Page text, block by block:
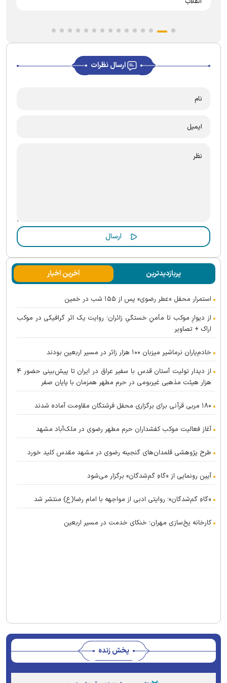
ارسال نظرات
پربازدیدترین آخرین اخبار
استمرار محفل «عطر رضوی» پس از ۱۵۵ شب در خمین
از دیوارِ موکب تا مأمنِ خستگیِ زائران؛ روایت یک اثر گرافیکی در موکب
اراک + تصاویر
خادم‌یاران نرماشیر میزبان ۱۰۰ هزار زائر در مسیر اربعین بودند
از دیدار تولیت آستان قدس با سفیر عراق در ایران تا پیش‌بینی حضور ۴
هزار هیئت مذهبی غیربومی در حرم مطهر همزمان با پایان صفر
۱۸۰ مربی قرآنی برای برگزاری محفل فرشتگان مقاومت آماده شدند
آغاز فعالیت موکب کفشداران حرم مطهر رضوی در ملک‌آباد مشهد
طرح پژوهشی قلمدان‌های گنجینه رضوی در مشهد مقدس کلید خورد
آیین رونمایی از «گاهِ گم‌شدگان» برگزار می‌شود
«گاهِ گم‌شدگان»؛ روایتی ادبی از مواجهه با امام رضا(ع) منتشر شد
کارخانه یخ‌سازی مهران؛ خنکای خدمت در مسیر اربعین
پخش زنده